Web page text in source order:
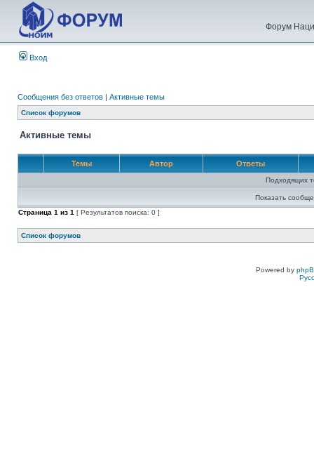
Форум
Вход
Сообщения без ответов | Активные темы
Список форумов
Активные темы
Темы Автор Ответы
Подходящих
Показать
Страница 1 из 1 [ Результатов поиска: 0 ]
Список форумов
Powered by